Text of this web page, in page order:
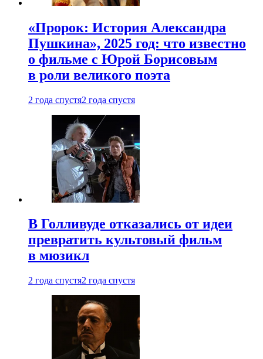
«Пророк: История Александра
Пушкина», 2025 год: что известно
о фильме с Юрой Борисовым
в роли великого поэта
2 года спустя2 года спустя
В Голливуде отказались от идеи
превратить культовый фильм
в мюзикл
2 года спустя2 года спустя